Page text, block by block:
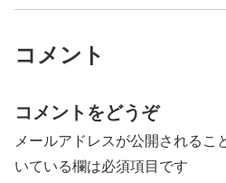
コメント
コメントをどうぞ
メールアドレスが公開されるこ
いている欄は必須項目です